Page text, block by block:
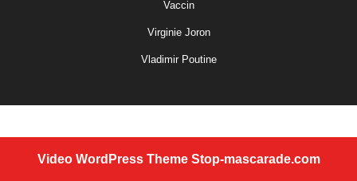
Vaccin
Virginie Joron
Vladimir Poutine
Video WordPress Theme Stop-mascarade.com